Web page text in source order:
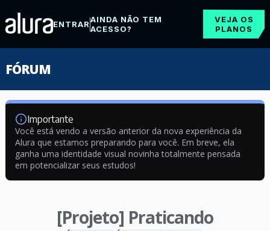
ENTRARAINDA NÃO TEM
ACESSO?
VEJA OS
PLANOS
FÓRUM
Importante
Você está vendo a versão anterior da nova experiência da
Alura que estamos preparando para você. Em breve, ela
ganha uma identidade visual novinha totalmente pensada
em potencializar seus estudos!
[Projeto] Praticando